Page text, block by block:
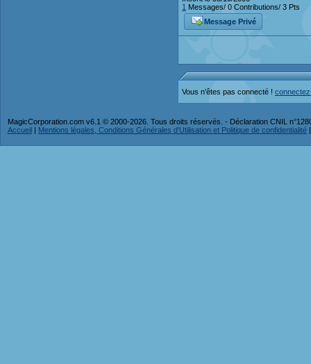
1 Messages/ 0 Contributions/ 3 Pts
Message Privé
Vous n'êtes pas connecté !
MagicCorporation.com v6.1 © 2000-2026. Tous droits réservés. - Déclaration CNIL
Accueil | Mentions légales, Conditions Générales d'Utilisation et Politique de confidentialité